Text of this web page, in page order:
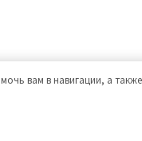
вам в навигации, а